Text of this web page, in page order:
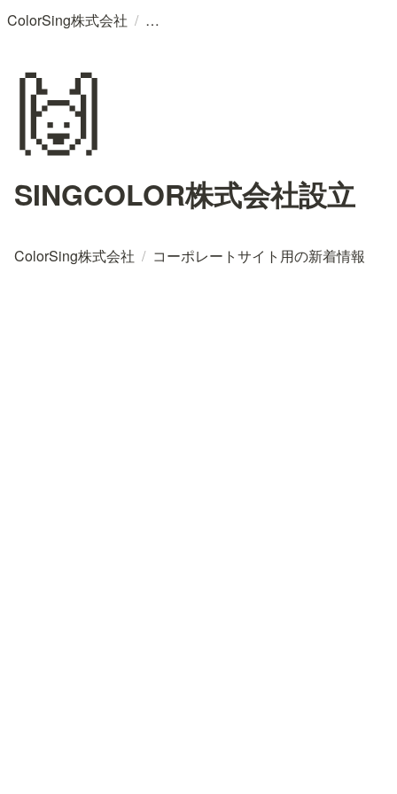
ColorSing株式会社 /
🙌
SINGCOLOR株式会社設立
ColorSing株式会社 / コーポレートサイト用の新着情報